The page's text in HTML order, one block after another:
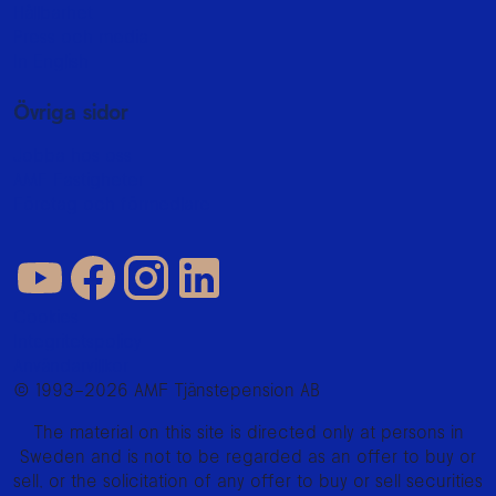
Övriga sidor
© 1993–2026 AMF Tjänstepension AB
The material on this site is directed only at persons in
Sweden and is not to be regarded as an offer to buy or
sell, or the solicitation of any offer to buy or sell securities